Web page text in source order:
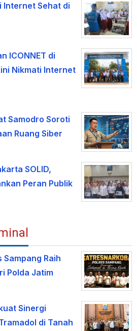
Internet Sehat di
ICONNET di
Nikmati Internet
Samodro Soroti
Ruang Siber
SOLID,
Peran Publik
Raih
Polda Jatim
Sinergi
di Tanah